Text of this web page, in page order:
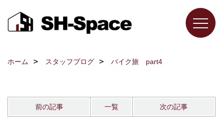
ホーム スタッフブログ バイク旅 part4
前の記事 一覧 次の記事